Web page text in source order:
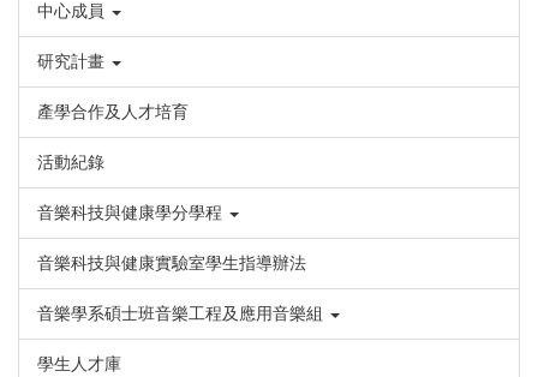
中心成員
研究計畫
產學合作及人才培育
活動紀錄
音樂科技與健康學分學程
音樂科技與健康實驗室學生指導辦法
音樂學系碩士班音樂工程及應用音樂組
學生人才庫